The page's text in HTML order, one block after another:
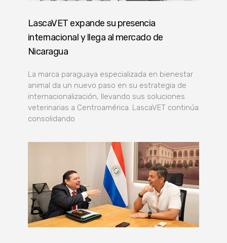
LascaVET expande su presencia
internacional y llega al mercado de
Nicaragua
La marca paraguaya especializada en bienestar
animal da un nuevo paso en su estrategia de
internacionalización, llevando sus soluciones
veterinarias a Centroamérica. LascaVET continúa
consolidando